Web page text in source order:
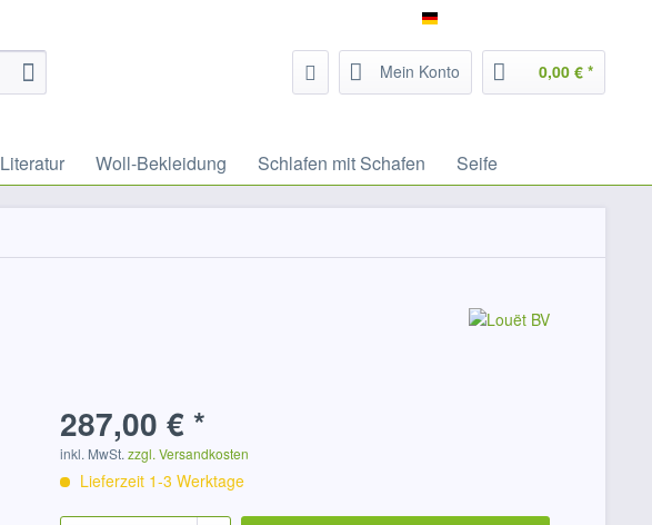
Mein Konto 0,00 € *
Literatur Woll-Bekleidung Schlafen mit Schafen Seife
287,00 € *
inkl. MwSt.zzgl. Versandkosten
Lieferzeit 1-3 Werktage